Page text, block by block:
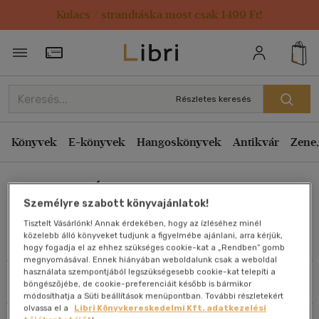
Kulacs / strandtáska most csak 1499 Ft!
Törzsvásárlói Kártya adatai
Részletes keresés
Könyvek E-könyvek Hangoskönyvek Antikvár
Harmath Ágnes
Művei
Szűrés Rendezés
Rendezés
Kiadás éve szerint csökkenő
Ár szerint csökkenő
Eladott darabszám szerint csökkenő
Eladott darabszám szerint növekvő
Cím szerint A-Z
Szerző szerint A-Z
Megjelenítés
Személyre szabott könyvajánlatok!
Tisztelt Vásárlónk! Annak érdekében, hogy az ízléséhez minél
közelebb álló könyveket tudjunk a figyelmébe ajánlani, arra kérjük,
hogy fogadja el az ehhez szükséges cookie-kat a „Rendben” gomb
megnyomásával. Ennek hiányában weboldalunk csak a weboldal
használata szempontjából legszükségesebb cookie-kat telepíti a
böngészőjébe, de cookie-preferenciáit később is bármikor
módosíthatja a Süti beállítások menüpontban. További részletekért
olvassa el a
Libri Könyvkereskedelmi Kft. adatkezelési